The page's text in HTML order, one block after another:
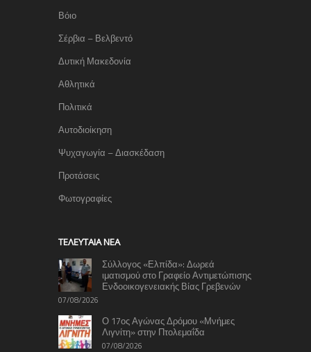
Βόιο
Σέρβια – Βελβεντό
Δυτική Μακεδονία
Αθλητικά
Πολιτικά
Αυτοδιοίκηση
Ψυχαγωγία – Διασκέδαση
Προτάσεις
Φωτογραφίες
TΕΛΕΥΤΑΊΑ ΝΈΑ
Σύλλογος «Ελπίδα»: Δωρεά
ιματισμού στο Γραφείο Αντιμετώπισης
Ενδοοικογενειακής Βίας Γρεβενών
07/08/2026
Ο 17ος Αγώνας Δρόμου «Μνήμες
Λιγνίτη» στην Πτολεμαΐδα
07/08/2026